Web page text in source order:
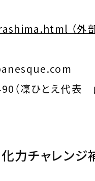
（外部
ひとえ代表
力チャレンジ